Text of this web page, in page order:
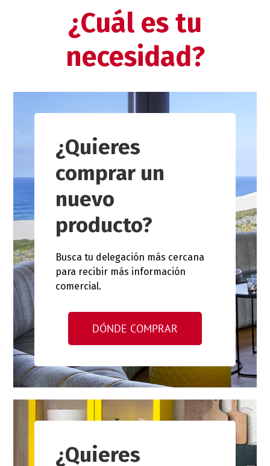
¿Cuál es tu
necesidad?
¿Quieres
comprar un
nuevo
producto?
Busca tu delegación más cercana
para recibir más información
comercial.
DÓNDE COMPRAR
¿Quieres